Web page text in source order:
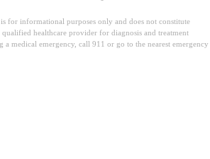
for informational purposes only and does not constitute
healthcare provider for diagnosis and treatment
medical emergency, call 911 or go to the nearest emergency